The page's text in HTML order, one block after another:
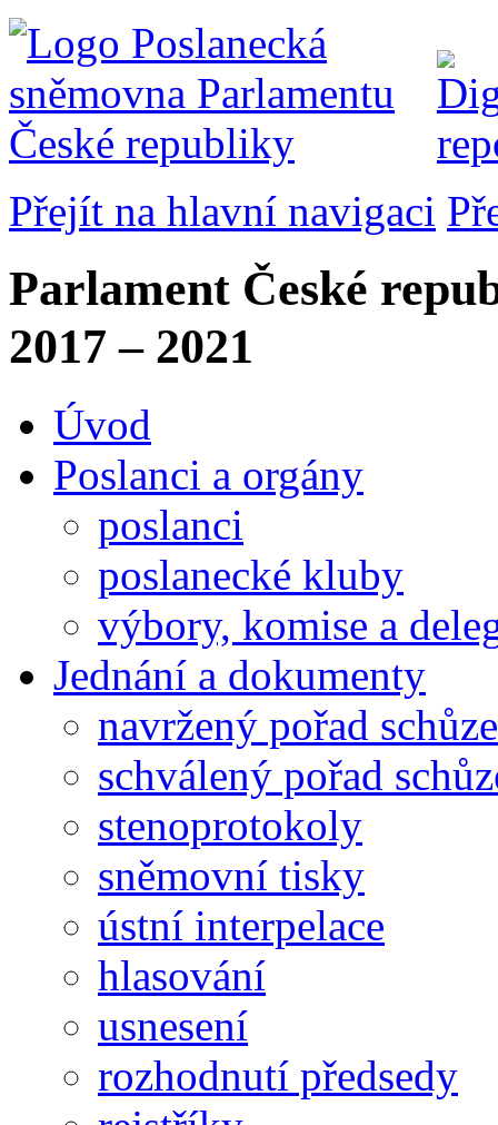
Přejít na hlavní navigaci
Parlament České
2017 – 2021
Úvod
Poslanci a orgány
poslanci
poslanecké kluby
výbory, komise a
Jednání a dokumenty
navržený pořad schůze
schválený pořad
stenoprotokoly
sněmovní tisky
ústní interpelace
hlasování
usnesení
rozhodnutí předsedy